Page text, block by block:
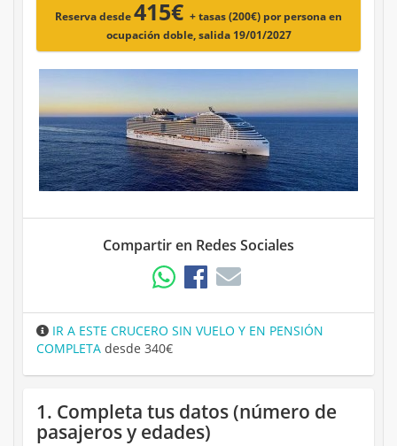
Reserva desde415€ + tasas (200€) por persona en
ocupación doble, salida 19/01/2027
Compartir en Redes Sociales
IR A ESTE CRUCERO SIN VUELO Y EN PENSIÓN
COMPLETA desde 340€
1. Completa tus datos (número de
pasajeros y edades)